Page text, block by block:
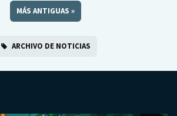
MÁS ANTIGUAS »
ARCHIVO DE NOTICIAS